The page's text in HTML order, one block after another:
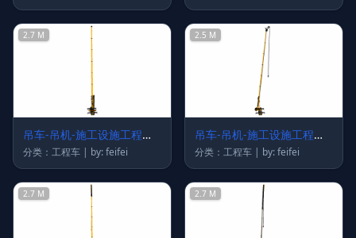
2.7 M
吊车-吊机-施工设施工程车
91
分类：工程车 | by: feifei
2.5 M
吊车-吊机-施工设施工程车
90
分类：工程车 | by: feifei
2.7 M 2.7 M